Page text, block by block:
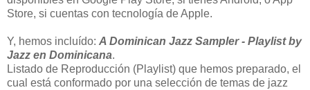
Store, si cuentas con tecnología de Apple.
Y, hemos incluído: A Dominican Jazz Sampler - Playlist by
Jazz en Dominicana.
Listado de Reproducción (Playlist) que hemos preparado, el
cual está conformado por una selección de temas de jazz